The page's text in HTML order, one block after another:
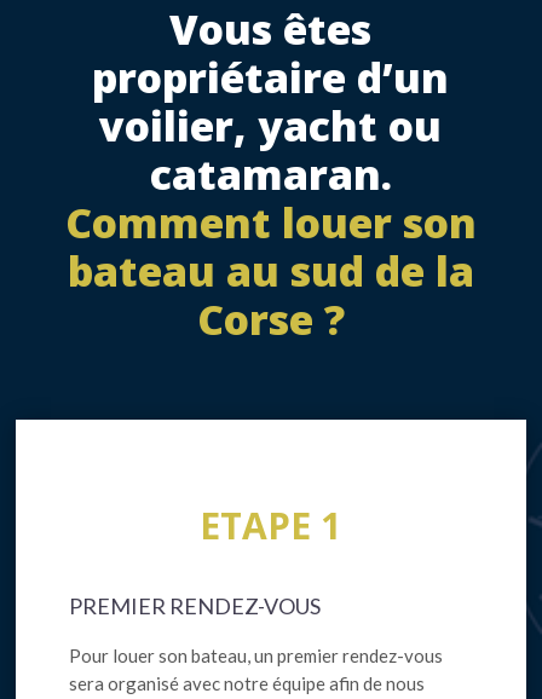
Vous êtes
propriétaire d’un
voilier, yacht ou
catamaran.
Comment louer son
bateau au sud de la
Corse ?
ETAPE 1
PREMIER RENDEZ-VOUS
Pour louer son bateau, un premier rendez-vous
sera organisé avec notre équipe afin de nous